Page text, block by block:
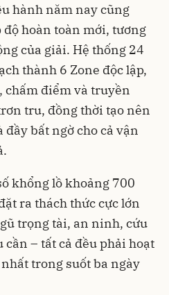
hành năm nay cũng
hoàn toàn mới, tương
của giải. Hệ thống 24
thành 6 Zone độc lập,
chấm điểm và truyền
tru, đồng thời tạo nên
bất ngờ cho cả vận
khổng lồ khoảng 700
ra thách thức cực lớn
trọng tài, an ninh, cứu
cần – tất cả đều phải hoạt
trong suốt ba ngày